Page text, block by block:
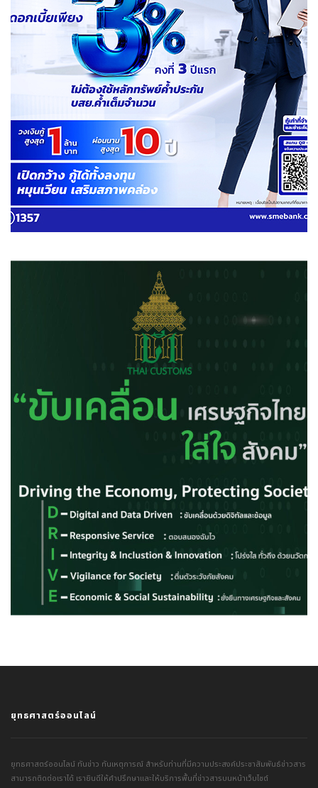
ยุทธศาสตร์ออนไลน์
ยุทธศาสตร์ออนไลน์ ทันข่าว ทันเหตุการณ์ สำหรับท่านที่มีความประสงค์ประชาสัมพันธ์ข่าวสาร
สามารถติดต่อเราได้ เรายินดีให้คำปรึกษาและให้บริการพื้นที่ข่าวสารบนหน้าเว็บไซต์